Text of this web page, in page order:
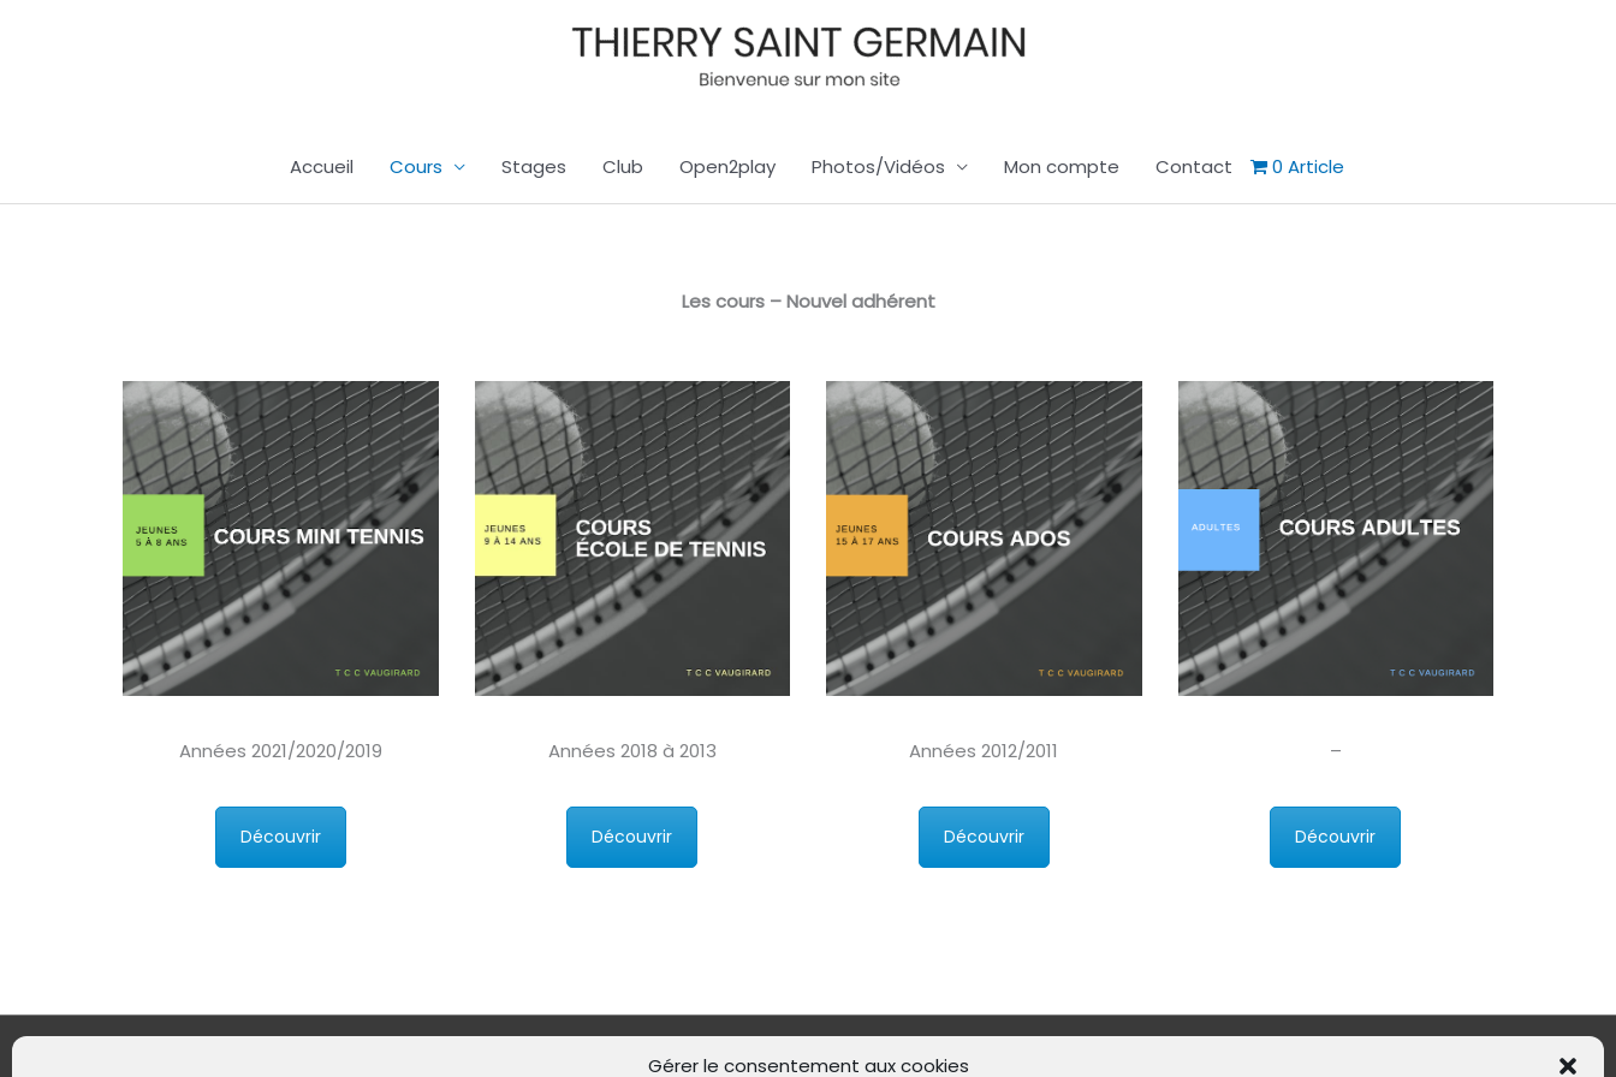
Gérer le consentement aux cookies
Accueil Cours Stages Club Open2play Photos/Vidéos Mon compte Contact 0 Article
Les cours – Nouvel adhérent
Années 2021/2020/2019
Découvrir
Années 2018 à 2013
Découvrir
Années 2012/2011
Découvrir
–
Découvrir